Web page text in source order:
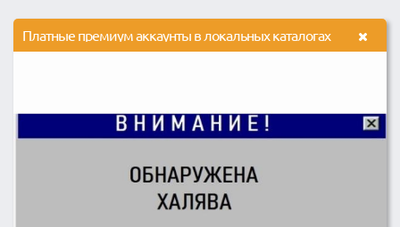
Платные премиум аккаунты в локальных каталогах